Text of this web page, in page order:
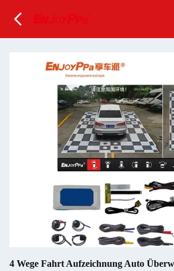
4 Wege Fahrt Aufzeichnung Auto